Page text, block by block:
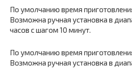
По умолчанию время
Возможна ручная установка в
часов с шагом 10 минут.
По умолчанию время
Возможна ручная установка в